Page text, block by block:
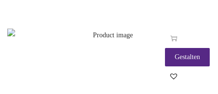
Gestalten